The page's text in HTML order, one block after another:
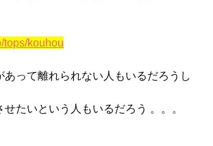
tops/kouhou
あって離れられない人もいるだろうし
たいという人もいるだろう 。。。